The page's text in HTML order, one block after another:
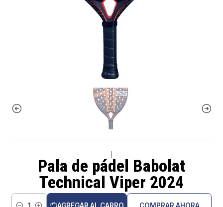
Pala de pádel Babolat
Technical Viper 2024